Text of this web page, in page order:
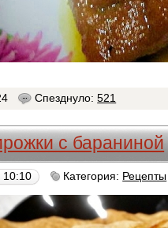
Спезднуло:521
с бараниной
10:10 Категория: Рецепты